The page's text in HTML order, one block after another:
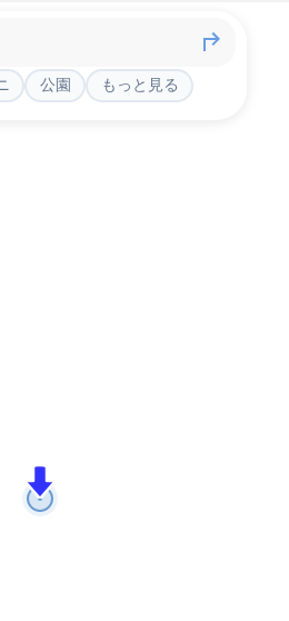
公園 もっと見る